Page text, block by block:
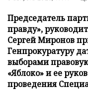
Председатель
правду»,
Сергей Миронов
Генпрокуратуру
выборами
«Яблоко» и ее
проведения